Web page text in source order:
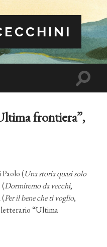
Attiva/
frontiera”,
(Una storia quasi solo
(Dormiremo da vecchi,
(Per il bene che ti voglio,
letterario “Ultima